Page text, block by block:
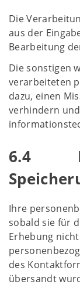
Die
aus der
Bearbeitung
Die sonstigen
verarbeiteten
dazu, einen
verhindern
6.4
Ihre
sobald sie für
Erhebung
des
übersandt